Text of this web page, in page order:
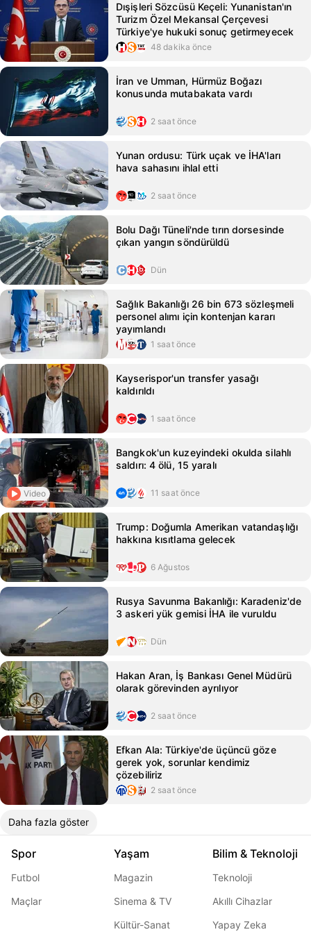
Dışişleri Sözcüsü Keçeli: Yunanistan'ın
Turizm Özel Mekansal Çerçevesi
Türkiye'ye hukuki sonuç getirmeyecek
48 dakika önce
İran ve Umman, Hürmüz Boğazı
konusunda mutabakata vardı
2 saat önce
Yunan ordusu: Türk uçak ve İHA'ları
hava sahasını ihlal etti
2 saat önce
Bolu Dağı Tüneli'nde tırın dorsesinde
çıkan yangın söndürüldü
Dün
Sağlık Bakanlığı 26 bin 673 sözleşmeli
personel alımı için kontenjan kararı
yayımlandı
1 saat önce
Kayserispor'un transfer yasağı
kaldırıldı
1 saat önce
Video
Bangkok'un kuzeyindeki okulda silahlı
saldırı: 4 ölü, 15 yaralı
11 saat önce
Trump: Doğumla Amerikan vatandaşlığı
hakkına kısıtlama gelecek
6 Ağustos
Rusya Savunma Bakanlığı: Karadeniz'de
3 askeri yük gemisi İHA ile vuruldu
Dün
Hakan Aran, İş Bankası Genel Müdürü
olarak görevinden ayrılıyor
2 saat önce
Efkan Ala: Türkiye'de üçüncü göze
gerek yok, sorunlar kendimiz
çözebiliriz
2 saat önce
Daha fazla göster
Spor
Futbol
Maçlar
Yaşam
Magazin
Sinema & TV
Kültür-Sanat
Bilim & Teknoloji
Teknoloji
Akıllı Cihazlar
Yapay Zeka